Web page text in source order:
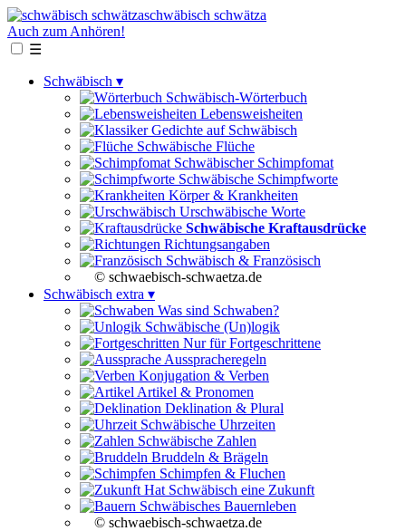
schwäbisch schwätza
Auch zum Anhören!
☰
Schwäbisch ▾
Schwäbisch-Wörterbuch
Lebensweisheiten
Gedichte auf Schwäbisch
Schwäbische Flüche
Schwäbischer Schimpfomat
Schwäbische Schimpfworte
Körper & Krankheiten
Urschwäbische Worte
Schwäbische Kraftausdrücke
Richtungsangaben
Schwäbisch & Französisch
© schwaebisch-schwaetza.de
Schwäbisch extra ▾
Was sind Schwaben?
Schwäbische (Un)logik
Nur für Fortgeschrittene
Ausspracheregeln
Konjugation & Verben
Artikel & Pronomen
Deklination & Plural
Schwäbische Uhrzeiten
Schwäbische Zahlen
Bruddeln & Brägeln
Schimpfen & Fluchen
Hat Schwäbisch eine Zukunft
Schwäbisches Bauernleben
© schwaebisch-schwaetza.de